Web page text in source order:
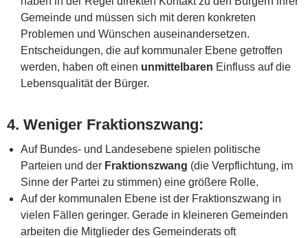
Gemeinde und müssen sich mit deren konkreten
Problemen und Wünschen auseinandersetzen.
Entscheidungen, die auf kommunaler Ebene getroffen
werden, haben oft einen unmittelbaren Einfluss auf die
Lebensqualität der Bürger.
4. Weniger Fraktionszwang:
Auf Bundes- und Landesebene spielen politische
Parteien und der Fraktionszwang (die Verpflichtung, im
Sinne der Partei zu stimmen) eine größere Rolle.
Auf der kommunalen Ebene ist der Fraktionszwang in
vielen Fällen geringer. Gerade in kleineren Gemeinden
arbeiten die Mitglieder des Gemeinderats oft